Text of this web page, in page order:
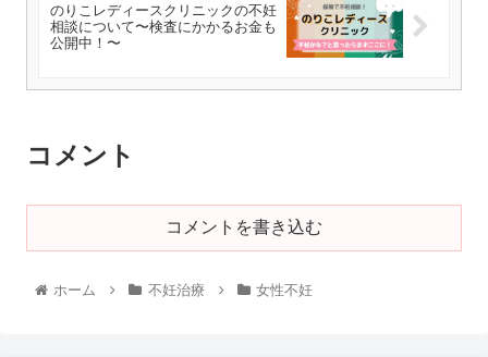
のりこレディースクリニックの不妊
相談について〜検査にかかるお金も
公開中！〜
コメント
コメントを書き込む
ホーム 不妊治療 女性不妊